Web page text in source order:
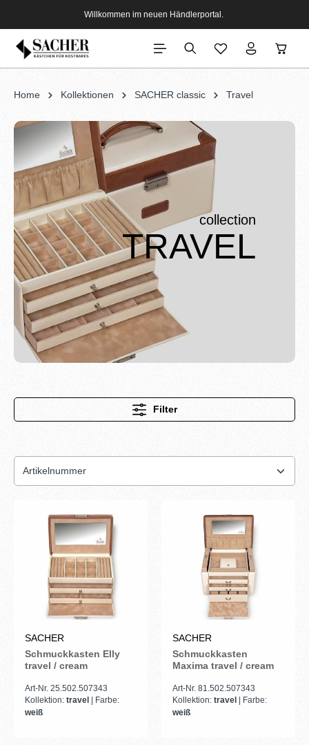
Willkommen im neuen Händlerportal.
Home Kollektionen SACHER classic Travel
collection
TRAVEL
Filter
SACHER
Schmuckkasten Elly
travel / cream
Art-Nr. 25.502.507343
Kollektion: travel
| Farbe:
weiß
SACHER
Schmuckkasten
Maxima travel / cream
Art-Nr. 81.502.507343
Kollektion: travel
| Farbe:
weiß